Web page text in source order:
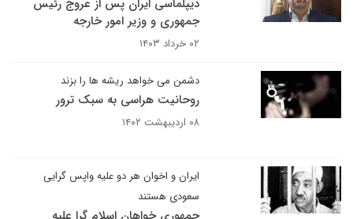
دیپلماسی ایران پس از عروج رئیس
جمهوری و وزیر امور خارجه
۰۲ خرداد ۱۴۰۳
دشمن می خواهد ریشه ها را بزند
روحانیت هراسی به سبک ترور
۰۸ اردیبهشت ۱۴۰۲
ایران و اخوان هر دو علیه واپس گرایی
سعودی هستند